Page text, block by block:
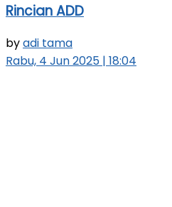
Rincian ADD
byadi tama
Rabu, 4 Jun 2025 | 18:04